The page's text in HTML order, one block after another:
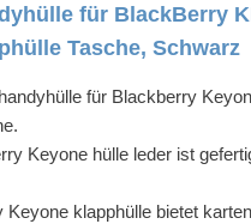
für BlackBerry
Tasche, Schwarz
für Blackberry
Keyone hülle leder ist
Keyone klapphülle bietet